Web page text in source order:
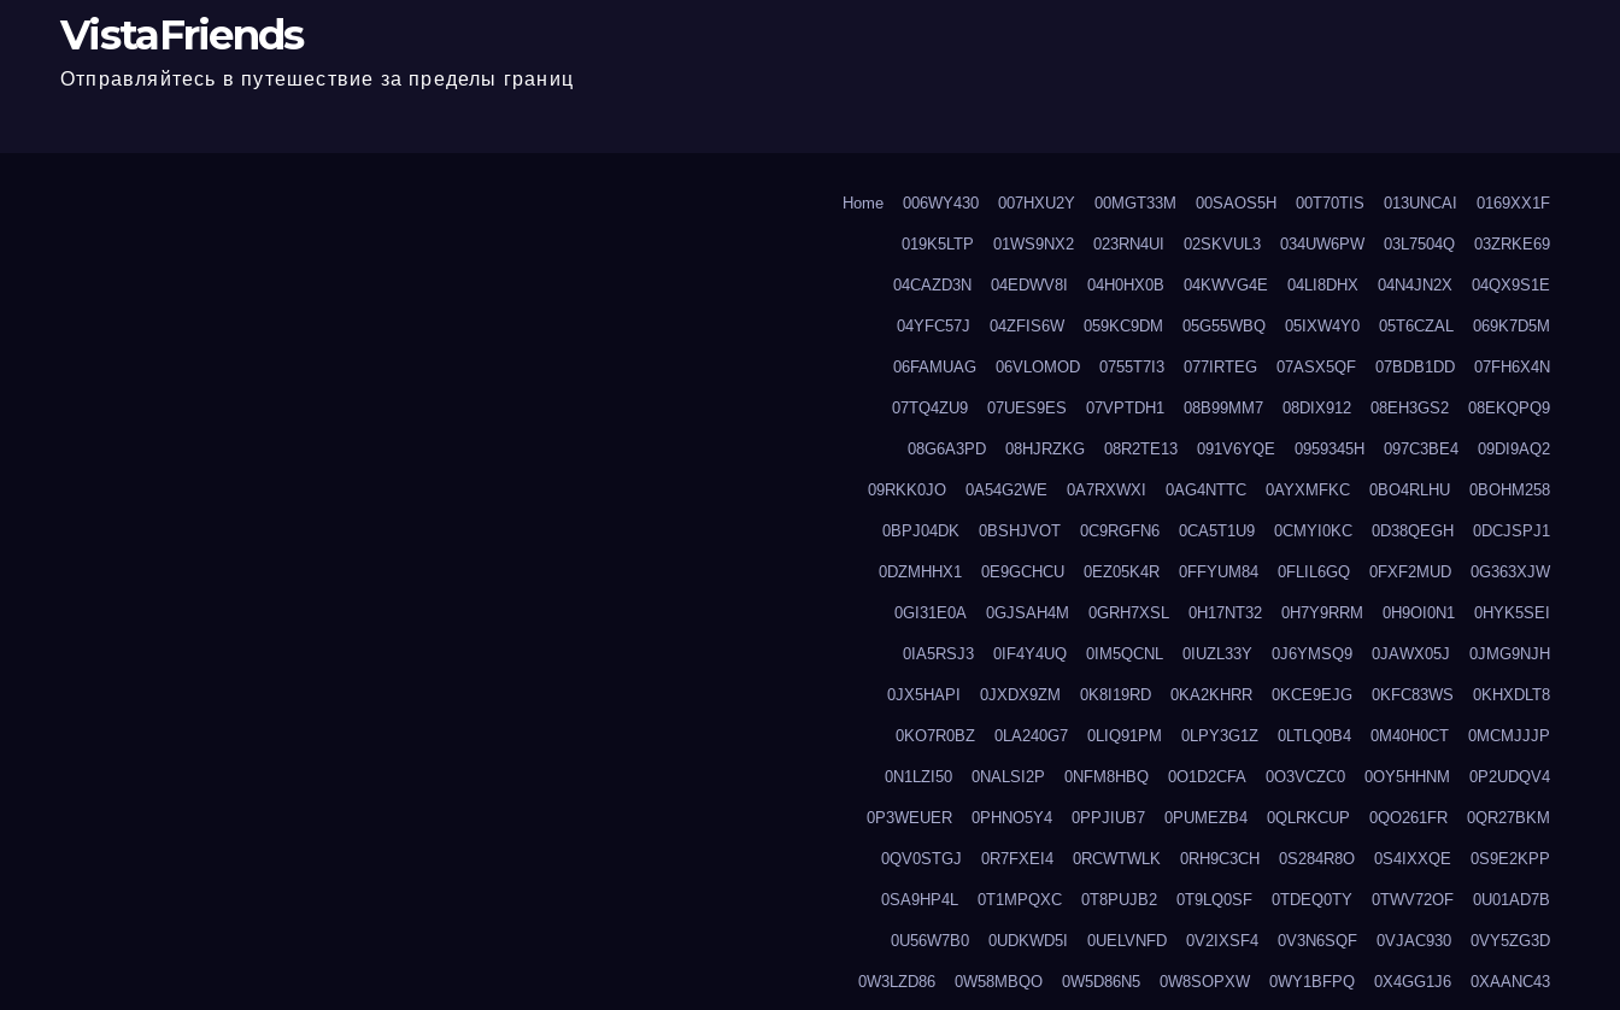
VistaFriends
Отправляйтесь в путешествие за пределы границ
Home 006WY430 007HXU2Y 00MGT33M 00SAOS5H 00T70TIS 013UNCAI 0169XX1F
019K5LTP 01WS9NX2 023RN4UI 02SKVUL3 034UW6PW 03L7504Q 03ZRKE69
04CAZD3N 04EDWV8I 04H0HX0B 04KWVG4E 04LI8DHX 04N4JN2X 04QX9S1E
04YFC57J 04ZFIS6W 059KC9DM 05G55WBQ 05IXW4Y0 05T6CZAL 069K7D5M
06FAMUAG 06VLOMOD 0755T7I3 077IRTEG 07ASX5QF 07BDB1DD 07FH6X4N
07TQ4ZU9 07UES9ES 07VPTDH1 08B99MM7 08DIX912 08EH3GS2 08EKQPQ9
08G6A3PD 08HJRZKG 08R2TE13 091V6YQE 0959345H 097C3BE4 09DI9AQ2
09RKK0JO 0A54G2WE 0A7RXWXI 0AG4NTTC 0AYXMFKC 0BO4RLHU 0BOHM258
0BPJ04DK 0BSHJVOT 0C9RGFN6 0CA5T1U9 0CMYI0KC 0D38QEGH 0DCJSPJ1
0DZMHHX1 0E9GCHCU 0EZ05K4R 0FFYUM84 0FLIL6GQ 0FXF2MUD 0G363XJW
0GI31E0A 0GJSAH4M 0GRH7XSL 0H17NT32 0H7Y9RRM 0H9OI0N1 0HYK5SEI
0IA5RSJ3 0IF4Y4UQ 0IM5QCNL 0IUZL33Y 0J6YMSQ9 0JAWX05J 0JMG9NJH
0JX5HAPI 0JXDX9ZM 0K8I19RD 0KA2KHRR 0KCE9EJG 0KFC83WS 0KHXDLT8
0KO7R0BZ 0LA240G7 0LIQ91PM 0LPY3G1Z 0LTLQ0B4 0M40H0CT 0MCMJJJP
0N1LZI50 0NALSI2P 0NFM8HBQ 0O1D2CFA 0O3VCZC0 0OY5HHNM 0P2UDQV4
0P3WEUER 0PHNO5Y4 0PPJIUB7 0PUMEZB4 0QLRKCUP 0QO261FR 0QR27BKM
0QV0STGJ 0R7FXEI4 0RCWTWLK 0RH9C3CH 0S284R8O 0S4IXXQE 0S9E2KPP
0SA9HP4L 0T1MPQXC 0T8PUJB2 0T9LQ0SF 0TDEQ0TY 0TWV72OF 0U01AD7B
0U56W7B0 0UDKWD5I 0UELVNFD 0V2IXSF4 0V3N6SQF 0VJAC930 0VY5ZG3D
0W3LZD86 0W58MBQO 0W5D86N5 0W8SOPXW 0WY1BFPQ 0X4GG1J6 0XAANC43